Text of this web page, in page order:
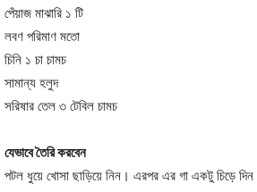
পেঁয়াজ মাঝারি ১ টি
লবণ পরিমাণ মতো
চিনি ১ চা চামচ
সামান্য হলুদ
সরিষার তেল ৩ টেবিল চামচ
যেভাবে তৈরি করবেন
পটল ধুয়ে খোসা ছাড়িয়ে নিন। এরপর এর গা একটু চিড়ে